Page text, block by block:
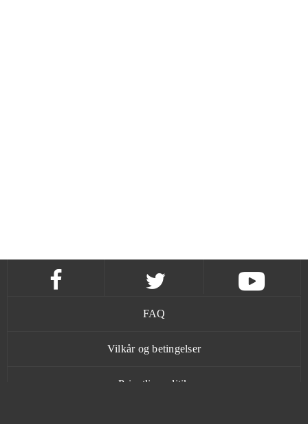
FAQ
Vilkår og betingelser
Privatlivspolitik